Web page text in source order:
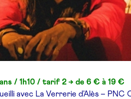
/ 1h10 / tarif 2 → de 6 € à 19 €
avec La Verrerie d’Alès – PNC